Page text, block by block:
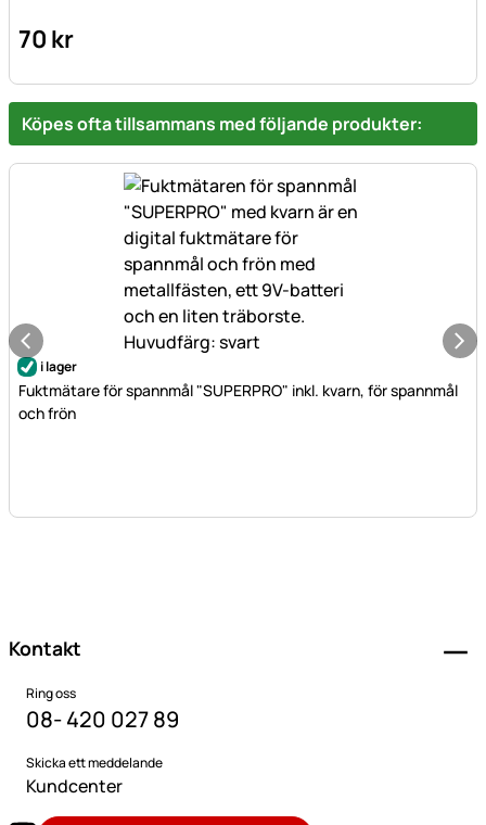
70 kr
Köpes ofta tillsammans med följande produkter:
i lager
Fuktmätare för spannmål "SUPERPRO" inkl. kvarn, för spannmål
och frön
Kontakt
Ring oss
08- 420 027 89
Skicka ett meddelande
Kundcenter